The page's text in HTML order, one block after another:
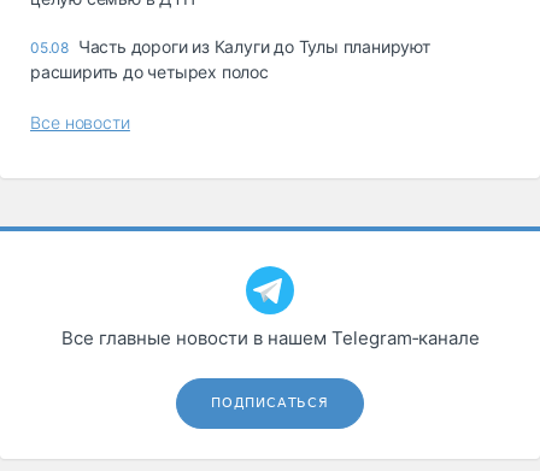
05.08 Часть дороги из Калуги до Тулы планируют
расширить до четырех полос
Все новости
Все главные новости в нашем Telegram‑канале
ПОДПИСАТЬСЯ